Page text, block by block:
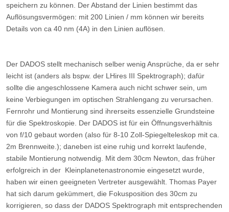
speichern zu können. Der Abstand der Linien bestimmt das
Auflösungsvermögen: mit 200 Linien / mm können wir bereits
Details von ca 40 nm (4A) in den Linien auflösen.
Der DADOS stellt mechanisch selber wenig Ansprüche, da er sehr
leicht ist (anders als bspw. der LHires III Spektrograph); dafür
sollte die angeschlossene Kamera auch nicht schwer sein, um
keine Verbiegungen im optischen Strahlengang zu verursachen.
Fernrohr und Montierung sind ihrerseits essenzielle Grundsteine
für die Spektroskopie. Der DADOS ist für ein Öffnungsverhältnis
von f/10 gebaut worden (also für 8-10 Zoll-Spiegelteleskop mit ca.
2m Brennweite.); daneben ist eine ruhig und korrekt laufende,
stabile Montierung notwendig. Mit dem 30cm Newton, das früher
erfolgreich in der Kleinplanetenastronomie eingesetzt wurde,
haben wir einen geeigneten Vertreter ausgewählt. Thomas Payer
hat sich darum gekümmert, die Fokusposition des 30cm zu
korrigieren, so dass der DADOS Spektrograph mit entsprechenden